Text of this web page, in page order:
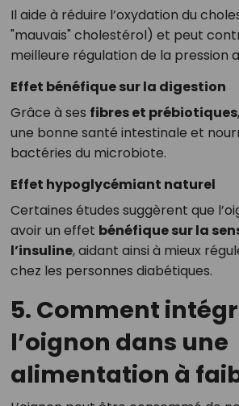
Il aide à réduire l’oxydation du
"mauvais" cholestérol) et peut
meilleure régulation de la pression
Effet bénéfique sur la digestion
Grâce à ses fibres et prébiotiques
une bonne santé intestinale et
bactéries du microbiote.
Effet hypoglycémiant naturel
Certaines études suggèrent que
avoir un effet bénéfique sur la
l’insuline, aidant ainsi à mieux
chez les personnes diabétiques.
5. Comment
l’oignon dans une
alimentation à